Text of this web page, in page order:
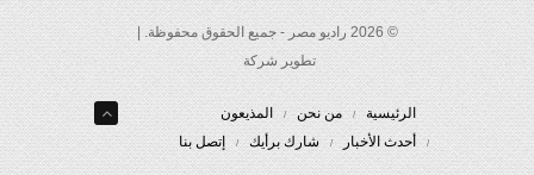
© 2026 راديو مصر - جميع الحقوق محفوظة. |
تطوير شركة
الرئيسية من نحن
المذيعون
أحدث الأخبار
شارك برأيك إتصل بنا